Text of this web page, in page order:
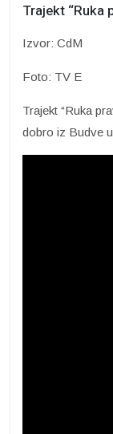
Trajekt “Ruka
Izvor: CdM
Foto: TV E
Trajekt “Ruka
dobro iz Budve